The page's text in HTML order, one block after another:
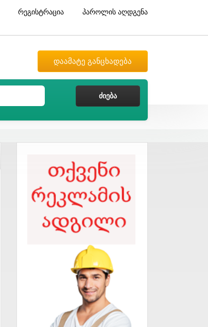
რეგისტრაცია პაროლის აღდგენა
დაამატე განცხადება